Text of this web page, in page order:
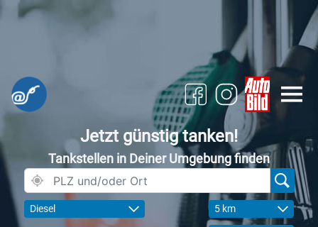
Jetzt günstig tanken!
Tankstellen in Deiner Umgebung finden
Diesel 5 km